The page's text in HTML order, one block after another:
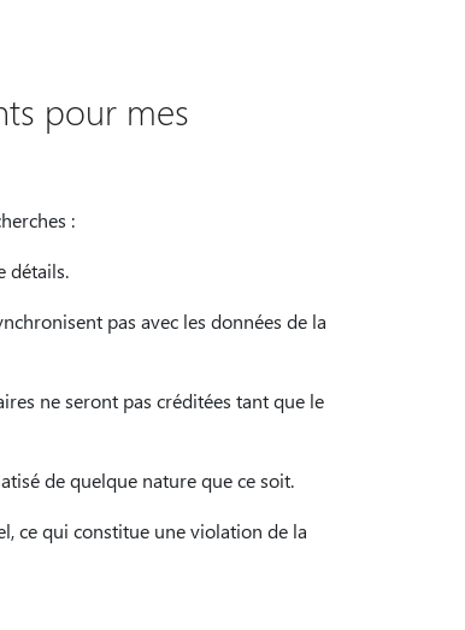
pour mes
:
détails.
pas avec les données de la
ne seront pas créditées tant que le
de quelque nature que ce soit.
ce qui constitue une violation de la